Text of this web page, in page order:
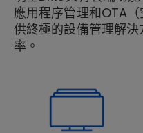
應用程序管理和OTA
供終極的設備管理解
率。